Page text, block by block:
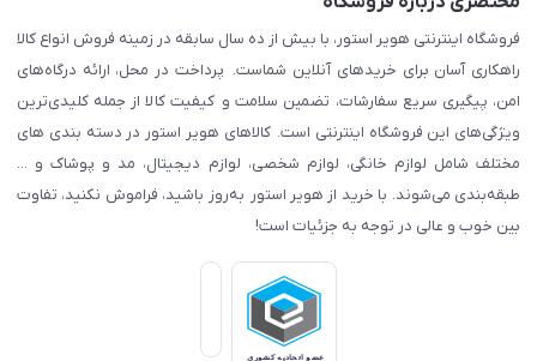
فروشگاه اینترنتی هویر استور، با بیش از ده سال سابقه در زمینه فروش انواع کالا
راهکاری آسان برای خریدهای آنلاین شماست. پرداخت در محل، ارائه درگاه‌های
امن، پیگیری سریع سفارشات، تضمین سلامت و کیفیت کالا از جمله کلیدی‌ترین
ویژگی‌های این فروشگاه اینترنتی است. کالاهای هویر استور در دسته بندی های
مختلف شامل لوازم خانگی، لوازم شخصی، لوازم دیجیتال، مد و پوشاک و ...
طبقه‌بندی می‌شوند. با خرید از هویر استور به‌روز باشید، فراموش نکنید، تفاوت
بین خوب و عالی در توجه به جزئیات است!